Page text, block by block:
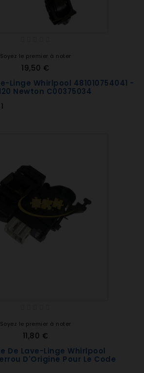
Soyez le premier à noter
19,50 €
Linge Whirlpool 481010754041 -
Newton C00375034
Soyez le premier à noter
11,80 €
De Lave-Linge Whirlpool
D'Origine Pour Le Code